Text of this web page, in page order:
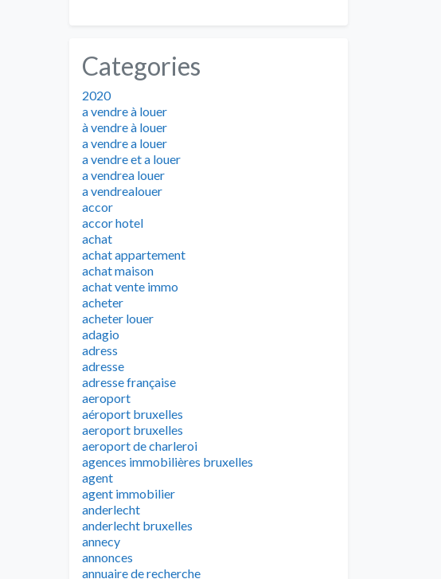
Categories
2020
a vendre à louer
à vendre à louer
a vendre a louer
a vendre et a louer
a vendrea louer
a vendrealouer
accor
accor hotel
achat
achat appartement
achat maison
achat vente immo
acheter
acheter louer
adagio
adress
adresse
adresse française
aeroport
aéroport bruxelles
aeroport bruxelles
aeroport de charleroi
agences immobilières bruxelles
agent
agent immobilier
anderlecht
anderlecht bruxelles
annecy
annonces
annuaire de recherche